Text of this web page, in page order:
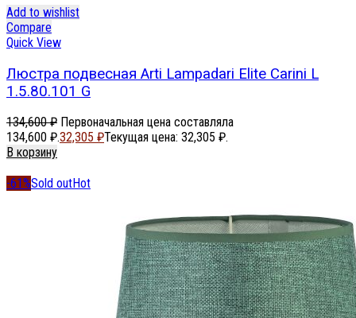
Add to wishlist
Compare
Quick View
Люстра подвесная Arti Lampadari Elite Carini L
1.5.80.101 G
134,600₽ Первоначальная цена составляла
134,600 ₽.32,305 ₽Текущая цена: 32,305 ₽.
В корзину
-61%Sold outHot